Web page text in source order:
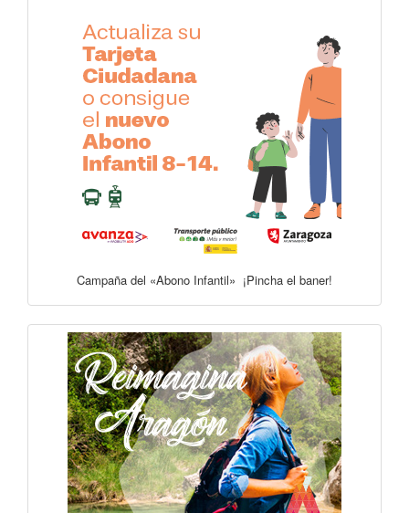
Campaña del «Abono Infantil» ¡Pincha el baner!